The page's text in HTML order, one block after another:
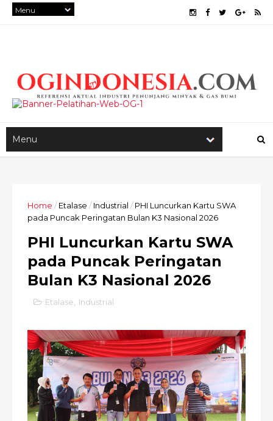
Home / Etalase / Industrial / PHI Luncurkan Kartu SWA
pada Puncak Peringatan Bulan K3 Nasional 2026
PHI Luncurkan Kartu SWA
pada Puncak Peringatan
Bulan K3 Nasional 2026
Etalase Industrial